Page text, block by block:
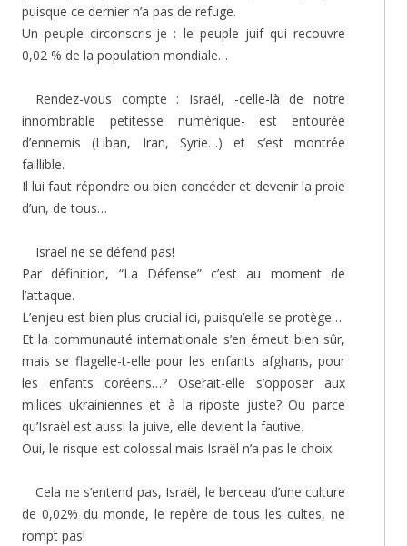
puisque ce dernier n’a pas de refuge.
Un peuple circonscris-je : le peuple juif qui recouvre
0,02 % de la population mondiale…
Rendez-vous compte : Israël, -celle-là de notre
innombrable petitesse numérique- est entourée
d’ennemis (Liban, Iran, Syrie…) et s’est montrée
faillible.
Il lui faut répondre ou bien concéder et devenir la proie
d’un, de tous…
Israël ne se défend pas!
Par définition, “La Défense” c’est au moment de
l’attaque.
L’enjeu est bien plus crucial ici, puisqu’elle se protège…
Et la communauté internationale s’en émeut bien sûr,
mais se flagelle-t-elle pour les enfants afghans, pour
les enfants coréens…? Oserait-elle s’opposer aux
milices ukrainiennes et à la riposte juste? Ou parce
qu’Israël est aussi la juive, elle devient la fautive.
Oui, le risque est colossal mais Israël n’a pas le choix.
Cela ne s’entend pas, Israël, le berceau d’une culture
de 0,02% du monde, le repère de tous les cultes, ne
rompt pas!